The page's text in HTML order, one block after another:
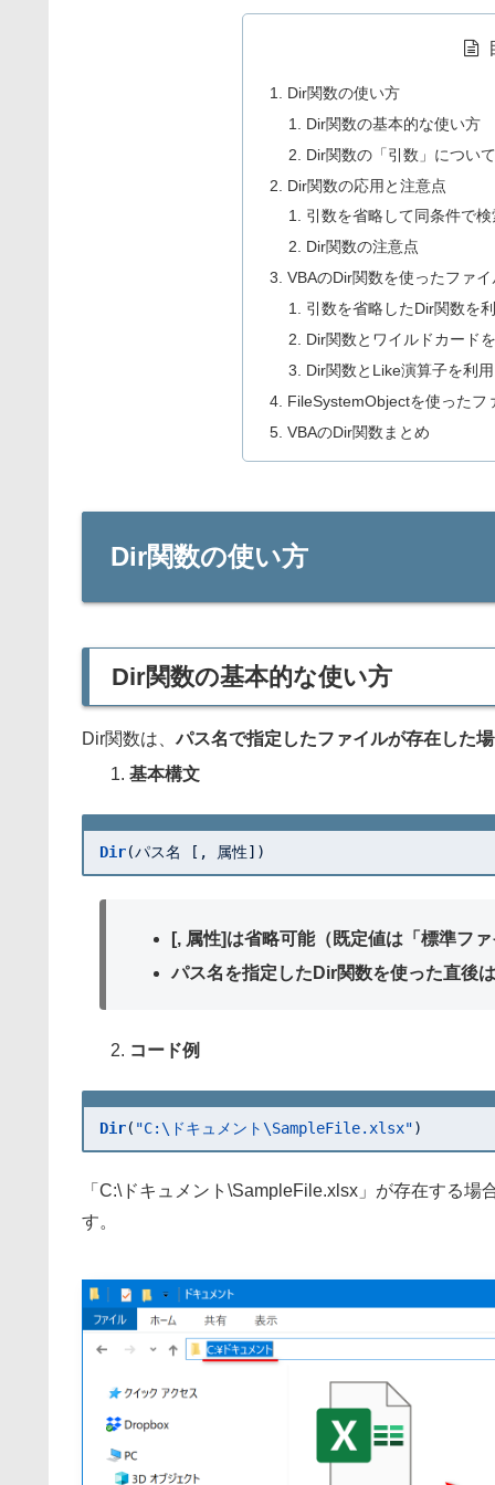
Dir関数の使い方
Dir関数の基本的な使い方
Dir関数の「引数」につい
Dir関数の応用と注意点
引数を省略して同条件で検
Dir関数の注意点
VBAのDir関数を使ったファ
引数を省略したDir関数を
Dir関数とワイルドカード
Dir関数とLike演算子を利
FileSystemObjectを使ったフ
VBAのDir関数まとめ
Dir関数の使い方
Dir関数の基本的な使い方
Dir関数は、パス名で指定したファイルが存在した
基本構文
Dir(パス名 [, 属性])
[, 属性]は省略可能（既定値は「標準フ
パス名を指定したDir関数を使った直後
コード例
Dir( "C:\ドキュメント\SampleFile.xlsx")
「C:\ドキュメント\SampleFile.xlsx」が存在する
す。